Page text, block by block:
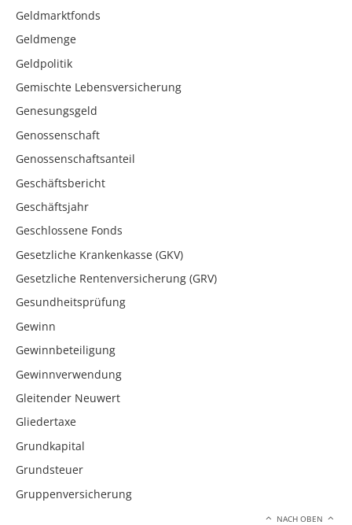
Geldmarktfonds
Geldmenge
Geldpolitik
Gemischte Lebensversicherung
Genesungsgeld
Genossenschaft
Genossenschaftsanteil
Geschäftsbericht
Geschäftsjahr
Geschlossene Fonds
Gesetzliche Krankenkasse (GKV)
Gesetzliche Rentenversicherung (GRV)
Gesundheitsprüfung
Gewinn
Gewinnbeteiligung
Gewinnverwendung
Gleitender Neuwert
Gliedertaxe
Grundkapital
Grundsteuer
Gruppenversicherung
NACH OBEN